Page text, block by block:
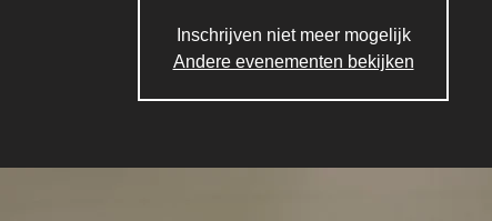
Inschrijven niet meer mogelijk
Andere evenementen bekijken